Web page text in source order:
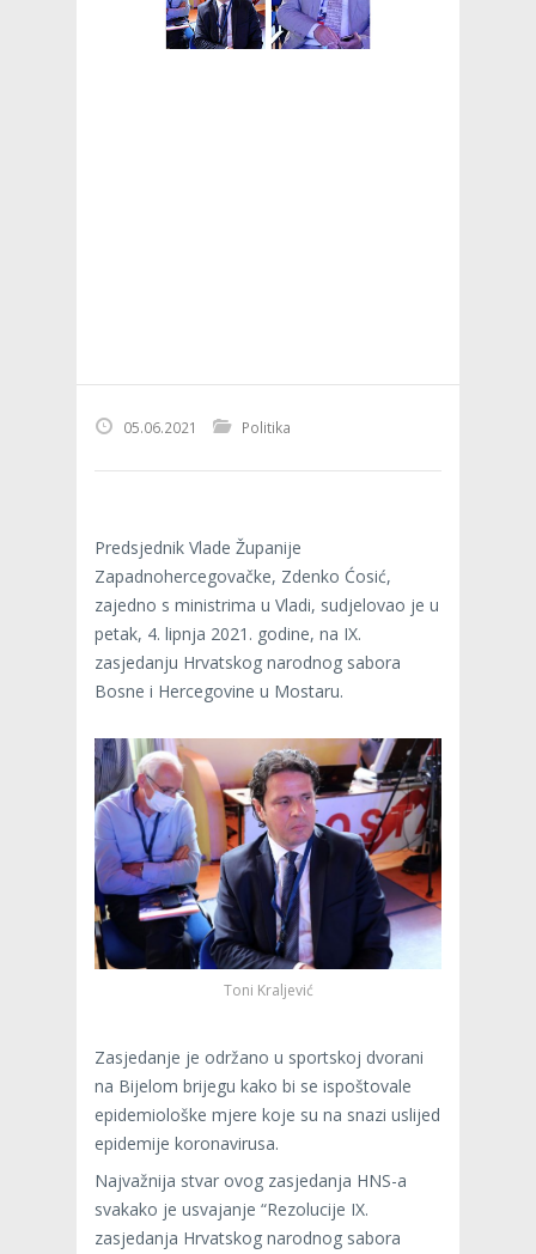
05.06.2021 Politika
Predsjednik Vlade Županije
Zapadnohercegovačke, Zdenko Ćosić,
zajedno s ministrima u Vladi, sudjelovao je u
petak, 4. lipnja 2021. godine, na IX.
zasjedanju Hrvatskog narodnog sabora
Bosne i Hercegovine u Mostaru.
Toni Kraljević
Zasjedanje je održano u sportskoj dvorani
na Bijelom brijegu kako bi se ispoštovale
epidemiološke mjere koje su na snazi uslijed
epidemije koronavirusa.
Najvažnija stvar ovog zasjedanja HNS-a
svakako je usvajanje “Rezolucije IX.
zasjedanja Hrvatskog narodnog sabora